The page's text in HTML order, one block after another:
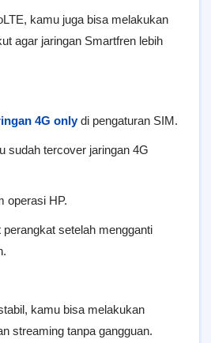
kamu juga bisa melakukan
agar jaringan Smartfren lebih
4G onlydi pengaturan SIM.
sudah tercover jaringan 4G
operasi HP.
setelah mengganti
kamu bisa melakukan
streaming tanpa gangguan.